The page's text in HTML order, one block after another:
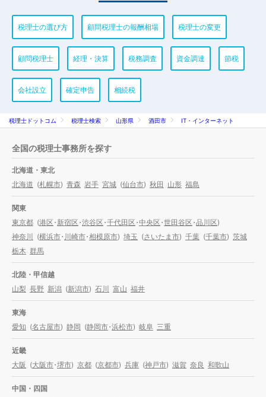
税理士の選び方 顧問税理士の報酬相場 税理士の変更
顧問税理士 経理・決算 税務調査 資金調達 節税
会社設立 確定申告 相続税
税理士ドットコム 税理士検索 山形県 酒田市 IT・インターネット
全国の税理士事務所を探す
北海道・東北
北海道 (札幌市) 青森 岩手 宮城 (仙台市) 秋田 山形 福島
関東
東京都 (港区・新宿区・渋谷区・千代田区・中央区・世田谷区・品川区)
神奈川
(横浜市・ 川崎市・相模原市) 埼玉 (さいたま市) 千葉 (千葉市) 茨城
栃木 群馬
北陸・甲信越
山梨 長野 新潟 (新潟市) 石川 富山 福井
東海
愛知 (名古屋市) 静岡 (静岡市・浜松市) 岐阜 三重
近畿
大阪 (大阪市・堺市) 京都 (京都市) 兵庫 (神戸市) 滋賀 奈良 和歌山
中国・四国